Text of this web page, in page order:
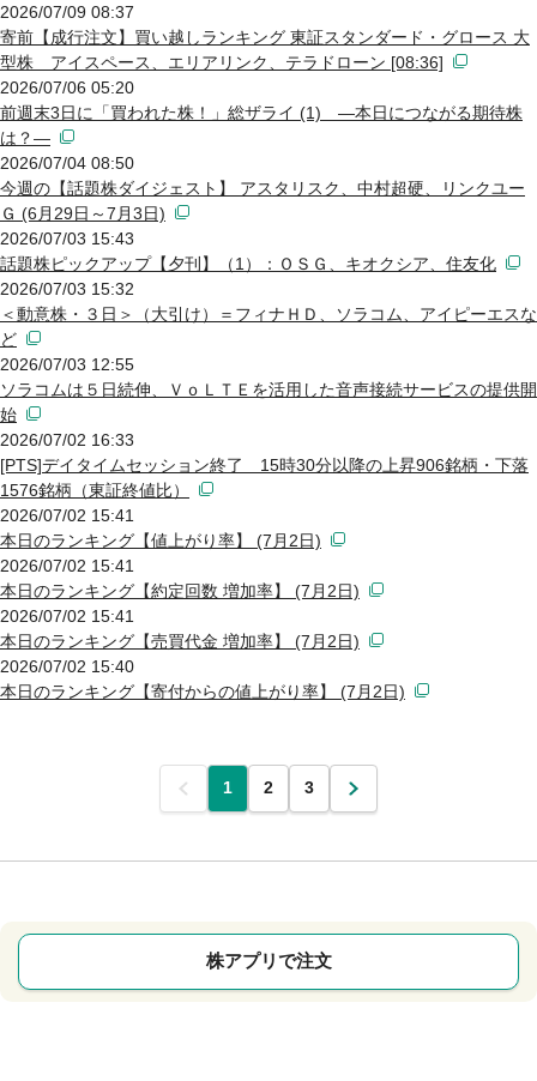
2026/07/09 08:37
寄前【成行注文】買い越しランキング 東証スタンダード・グロース 大
型株 アイスペース、エリアリンク、テラドローン [08:36]
2026/07/06 05:20
前週末3日に「買われた株！」総ザライ (1) ―本日につながる期待株
は？―
2026/07/04 08:50
今週の【話題株ダイジェスト】 アスタリスク、中村超硬、リンクユー
Ｇ (6月29日～7月3日)
2026/07/03 15:43
話題株ピックアップ【夕刊】（1）：ＯＳＧ、キオクシア、住友化
2026/07/03 15:32
＜動意株・３日＞（大引け）＝フィナＨＤ、ソラコム、アイピーエスな
ど
2026/07/03 12:55
ソラコムは５日続伸、ＶｏＬＴＥを活用した音声接続サービスの提供開
始
2026/07/02 16:33
[PTS]デイタイムセッション終了 15時30分以降の上昇906銘柄・下落
1576銘柄（東証終値比）
2026/07/02 15:41
本日のランキング【値上がり率】 (7月2日)
2026/07/02 15:41
本日のランキング【約定回数 増加率】 (7月2日)
2026/07/02 15:41
本日のランキング【売買代金 増加率】 (7月2日)
2026/07/02 15:40
本日のランキング【寄付からの値上がり率】 (7月2日)
前 1 2 3 次
株アプリで注文